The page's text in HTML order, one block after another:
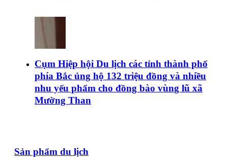
Cụm Hiệp hội Du lịch các tỉnh thành phố
phía Bắc ủng hộ 132 triệu đồng và nhiều
nhu yếu phẩm cho đồng bào vùng lũ xã
Mường Than
Sản phẩm du lịch